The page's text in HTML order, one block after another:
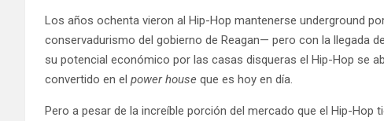
Los años ochenta vieron al Hip-Hop mantenerse underground
conservadurismo del gobierno de Reagan— pero con la llegada
su potencial económico por las casas disqueras el Hip-Hop se
convertido en el power house que es hoy en día.
Pero a pesar de la increíble porción del mercado que el Hip-Hop